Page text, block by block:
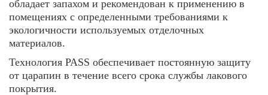
обладает запахом и рекомендован к применению в
помещениях с определенными требованиями к
экологичности используемых отделочных
материалов.
Технология PASS обеспечивает постоянную защиту
от царапин в течение всего срока службы лакового
покрытия.